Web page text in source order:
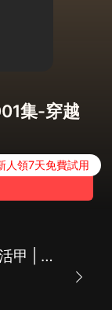
集-穿越
人領7天免費試用
全民鑄兵：開局造出復活甲 | 玄幻 | 高武 | 開掛|多人有聲劇